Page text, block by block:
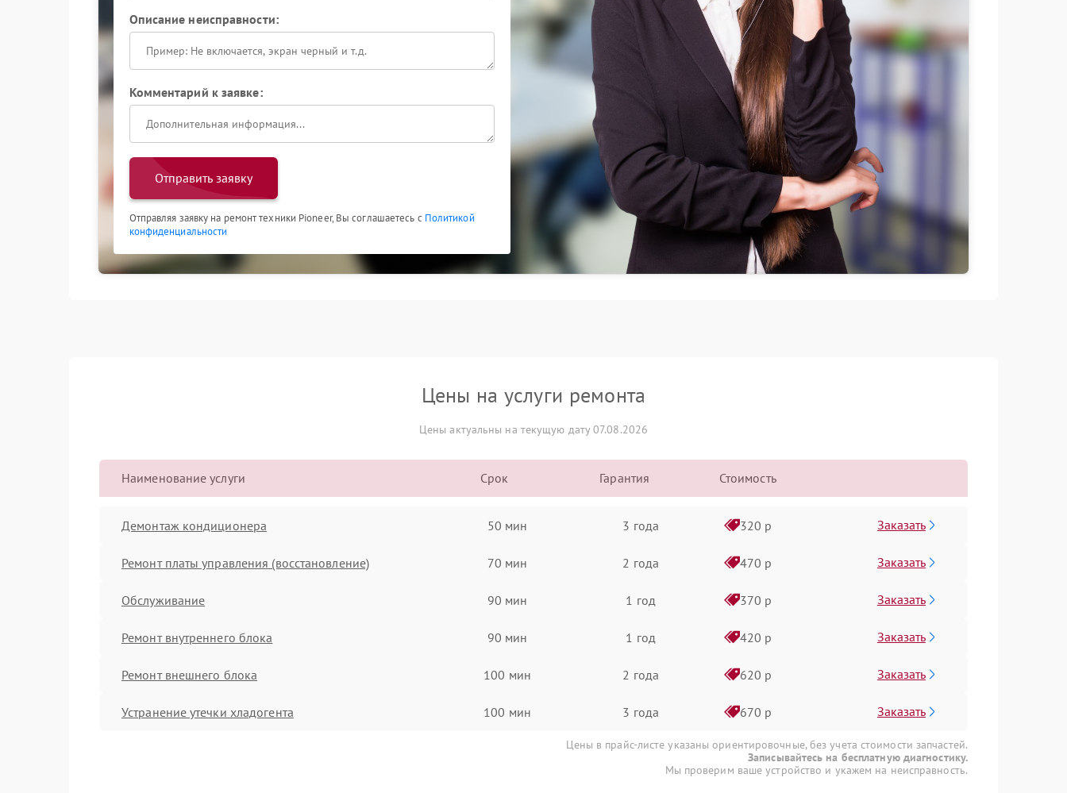
Описание неисправности:
Комментарий к заявке:
Отправить заявку
Отправляя заявку на ремонт техники Pioneer, Вы соглашаетесь с Политикой
конфиденциальности
Цены на услуги ремонта
Цены актуальны на текущую дату 07.08.2026
Наименование услуги Срок Гарантия Стоимость
Демонтаж кондиционера 50 мин 3 года 320 р Заказать
Ремонт платы управления (восстановление) 70 мин 2 года 470 р Заказать
Обслуживание 90 мин 1 год 370 р Заказать
Ремонт внутреннего блока 90 мин 1 год 420 р Заказать
Ремонт внешнего блока 100 мин 2 года 620 р Заказать
Устранение утечки хладогента 100 мин 3 года 670 р Заказать
Цены в прайс-листе указаны ориентировочные, без учета стоимости запчастей.
Записывайтесь на бесплатную диагностику.
Мы проверим ваше устройство и укажем на неисправность.